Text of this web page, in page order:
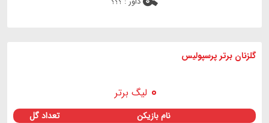
گلزنان برتر پرسپولیس
لیگ برتر
نام بازیکن تعداد گل